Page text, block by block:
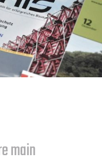
main